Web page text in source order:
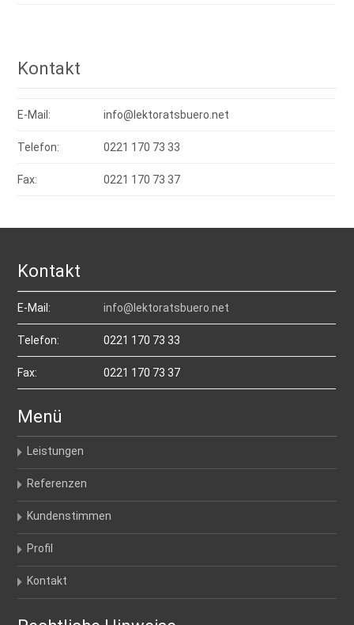
Kontakt
E-Mail: info@lektoratsbuero.net
Telefon: 0221 170 73 33
Fax: 0221 170 73 37
Kontakt
E-Mail: info@lektoratsbuero.net
Telefon: 0221 170 73 33
Fax: 0221 170 73 37
Menü
Leistungen
Referenzen
Kundenstimmen
Profil
Kontakt